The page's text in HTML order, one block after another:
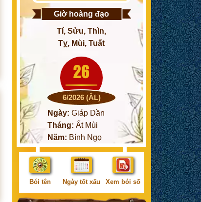
Giờ hoàng đạo
Tí, Sửu, Thìn,
Tỵ, Mùi, Tuất
26
6/2026 (ÂL)
Ngày:Giáp Dần
Tháng:Ất Mùi
Năm: Bính Ngọ
Bói tên Ngày tốt xấu Xem bói số